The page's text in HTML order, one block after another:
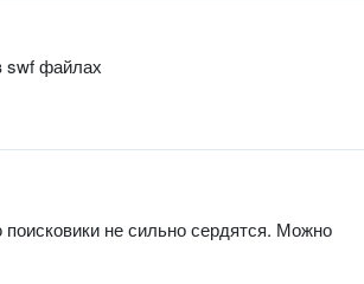
swf файлах
не сильно сердятся. Можно